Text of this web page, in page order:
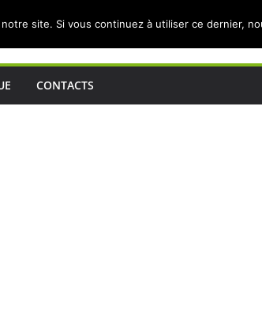
CONTACTS
site. Si vous continuez à utiliser ce dernier,